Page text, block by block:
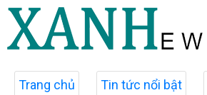
Trang chủ Tin tức nổi bật